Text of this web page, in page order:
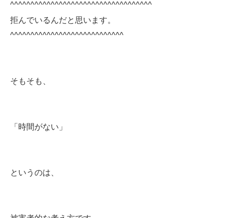
^^^^^^^^^^^^^^^^^^^^^^^^^^^^^^^^^^^
拒んでいるんだと思います。
^^^^^^^^^^^^^^^^^^^^^^^^^^^^
そもそも、
「時間がない」
というのは、